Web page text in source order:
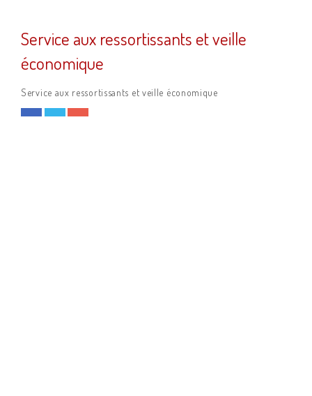
Service aux ressortissants et veille
économique
Service aux ressortissants et veille économique